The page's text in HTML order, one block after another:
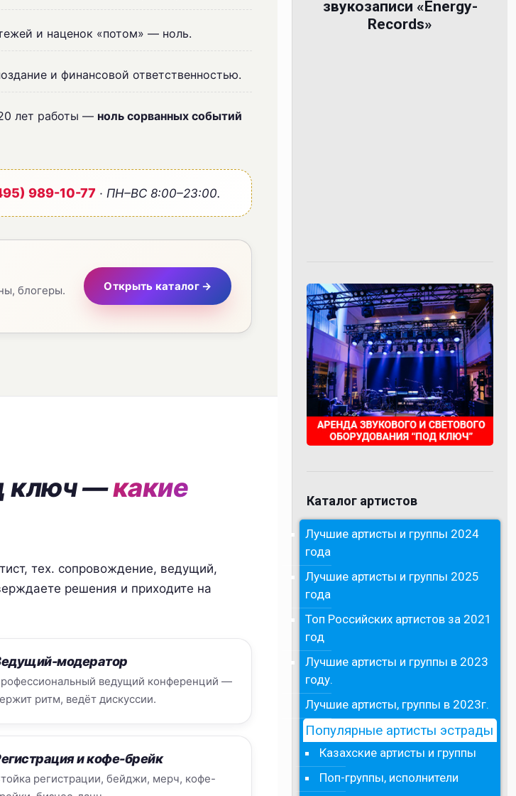
и наценок «потом» — ноль.
и финансовой ответственностью.
лет работы — ноль сорванных событий
989-10-77 · ПН–ВС 8:00–23:00.
блогеры.
Открыть каталог →
ключ —какие
тех. сопровождение, ведущий,
решения и приходите на
модератор
ведущий конференций —
ритм, ведёт дискуссии.
и кофе-брейк
регистрации, бейджи, мерч, кофе-
звукозаписи «Energy-
Records»
Каталог артистов
Лучшие артисты и группы 2024
года
Лучшие артисты и группы 2025
года
Топ Российских артистов за 2021
год
Лучшие артисты и группы в 2023
году.
Лучшие артисты, группы в 2023г.
Популярные артисты эстрады
Казахские артисты и группы
Поп-группы, исполнители